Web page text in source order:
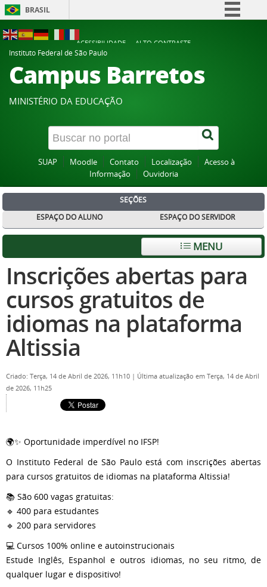
BRASIL
Participe
Acesso à informação
Canais
ACESSIBILIDADE
ALTO CONTRASTE
Instituto Federal de São Paulo
Campus Barretos
MINISTÉRIO DA EDUCAÇÃO
SUAP Moodle Contato Localização
Acesso à
Informação
Ouvidoria
SEÇÕES
ESPAÇO DO ALUNO
ESPAÇO DO SERVIDOR
MENU
Inscrições abertas para
cursos gratuitos de
idiomas na plataforma
Altissia
Criado: Terça, 14 de Abril de 2026, 11h10 | Última atualização em Terça, 14 de Abril
de 2026, 11h25
🌍✨ Oportunidade imperdível no IFSP!
O Instituto Federal de São Paulo está com inscrições abertas
para cursos gratuitos de idiomas na plataforma Altissia!
📚 São 600 vagas gratuitas:
🔹 400 para estudantes
🔹 200 para servidores
💻 Cursos 100% online e autoinstrucionais
Estude Inglês, Espanhol e outros idiomas, no seu ritmo, de
qualquer lugar e dispositivo!